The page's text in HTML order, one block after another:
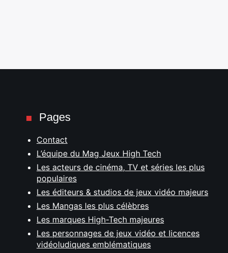
Pages
Contact
L’équipe du Mag Jeux High Tech
Les acteurs de cinéma, TV et séries les plus
populaires
Les éditeurs & studios de jeux vidéo majeurs
Les Mangas les plus célèbres
Les marques High-Tech majeures
Les personnages de jeux vidéo et licences
vidéoludiques emblématiques